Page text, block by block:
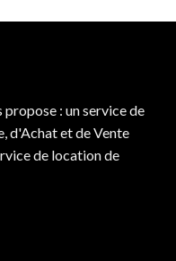
: un service de
d'Achat et de Vente
de location de